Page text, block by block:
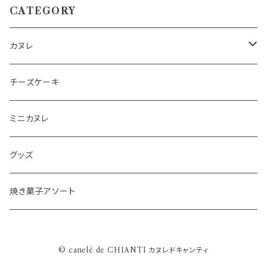
CATEGORY
カヌレ
詰め合わせSET
(熨斗付き)詰め合わせSET
単品
限定セット
チーズケーキ
ミニカヌレ
グッズ
焼き菓子アソート
© canelé de CHIANTI カヌレドキャンティ